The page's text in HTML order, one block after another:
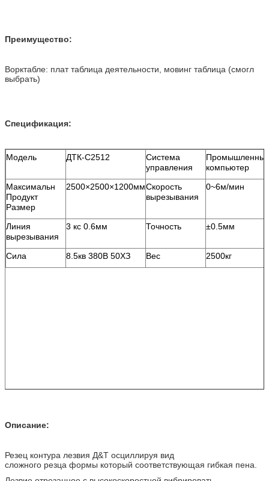
Преимущество:
Ворктабле: плат таблица деятельности, мовинг таблица (смогл
выбрать)
Спецификация:
Модель ДТК-С2512
Система
управления
компьютер
Максимальн
Продукт
Размер
2500×2500×1200ммСкорость
вырезывания
0~6м/мин
Линия
вырезывания
3 кс 0.6мм Точность ±0.5мм
Сила 8.5кв 380В 50ХЗ Вес 2500кг
Описание:
Резец контура лезвия Д&Т осциллируя вид
сложного резца формы который соответствующая гибкая пена.